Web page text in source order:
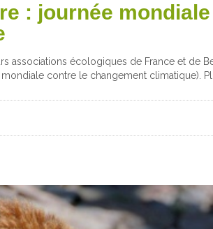
: journée
associations écologiques de France et de
contre le changement climatique).